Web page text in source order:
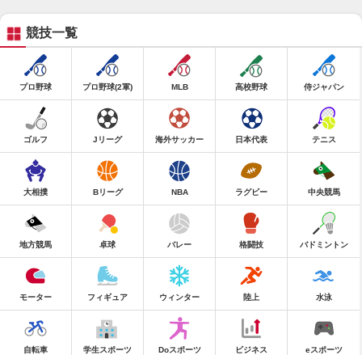
競技一覧
プロ野球 プロ野球(2軍) MLB 高校野球 侍ジャパン
ゴルフ Jリーグ 海外サッカー 日本代表 テニス
大相撲 Bリーグ NBA ラグビー 中央競馬
地方競馬 卓球 バレー 格闘技 バドミントン
モーター フィギュア ウィンター 陸上 水泳
自転車 学生スポーツ Doスポーツ ビジネス eスポーツ